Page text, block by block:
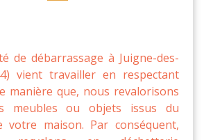
de débarrassage à Juigne-des-
vient travailler en respectant
manière que, nous revalorisons
meubles ou objets issus du
votre maison. Par conséquent,